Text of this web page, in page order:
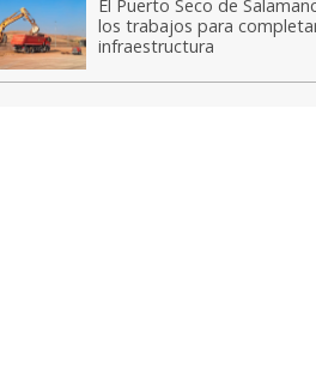
El Puerto Seco de
los trabajos para
infraestructura